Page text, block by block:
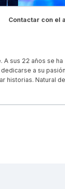
Contactar con el
A sus 22 años se ha
a su
historias. Natural de